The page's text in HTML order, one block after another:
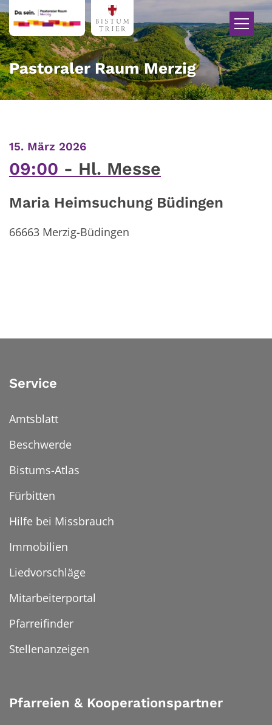
Zum Inhalt springen
Pastoraler Raum Merzig
15. März 2026:
09:00 Hl. Messe
Maria Heimsuchung Büdingen
66663 Merzig-Büdingen
Service
Amtsblatt
Beschwerde
Bistums-Atlas
Fürbitten
Hilfe bei Missbrauch
Immobilien
Liedvorschläge
Mitarbeiterportal
Pfarreifinder
Stellenanzeigen
Pfarreien & Kooperationspartner